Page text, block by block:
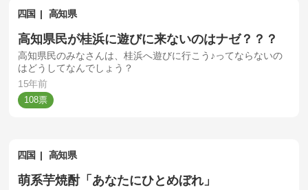
四国 高知県
高知県民が桂浜に遊びに来ないのはナゼ？？？
高知県民のみなさんは、桂浜へ遊びに行こう♪ってならないの
はどうしてなんでしょう？
15年前
108
四国 高知県
萌系芋焼酎「あなたにひとめぼれ」